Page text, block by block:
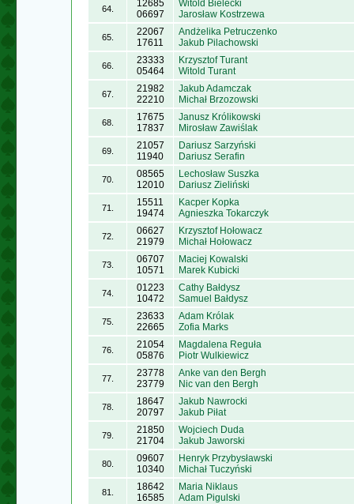
64.
12685
06697
Witold Bielecki
Jarosław Kostrzewa
65.
22067
17611
Andżelika Petruczenko
Jakub Pilachowski
66.
23333
05464
Krzysztof Turant
Witold Turant
67.
21982
22210
Jakub Adamczak
Michał Brzozowski
68.
17675
17837
Janusz Królikowski
Mirosław Zawiślak
69.
21057
11940
Dariusz Sarzyński
Dariusz Serafin
70.
08565
12010
Lechosław Suszka
Dariusz Zieliński
71.
15511
19474
Kacper Kopka
Agnieszka Tokarczyk
72.
06627
21979
Krzysztof Hołowacz
Michał Hołowacz
73.
06707
10571
Maciej Kowalski
Marek Kubicki
74.
01223
10472
Cathy Bałdysz
Samuel Bałdysz
75.
23633
22665
Adam Królak
Zofia Marks
76.
21054
05876
Magdalena Reguła
Piotr Wulkiewicz
77.
23778
23779
Anke van den Bergh
Nic van den Bergh
78.
18647
20797
Jakub Nawrocki
Jakub Piłat
79.
21850
21704
Wojciech Duda
Jakub Jaworski
80.
09607
10340
Henryk Przybysławski
Michał Tuczyński
81.
18642
16585
Maria Niklaus
Adam Pigulski